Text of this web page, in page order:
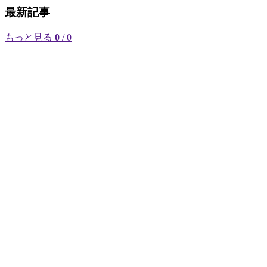
最新記事
もっと見る 0 / 0